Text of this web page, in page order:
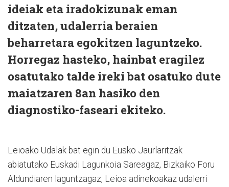
ideiak eta iradokizunak eman
ditzaten, udalerria beraien
beharretara egokitzen laguntzeko.
Horregaz hasteko, hainbat eragilez
osatutako talde ireki bat osatuko dute
maiatzaren 8an hasiko den
diagnostiko-faseari ekiteko.
Leioako Udalak bat egin du Eusko Jaurlaritzak
abiatutako Euskadi Lagunkoia Sareagaz, Bizkaiko Foru
Aldundiaren laguntzagaz, Leioa adinekoakaz udalerri